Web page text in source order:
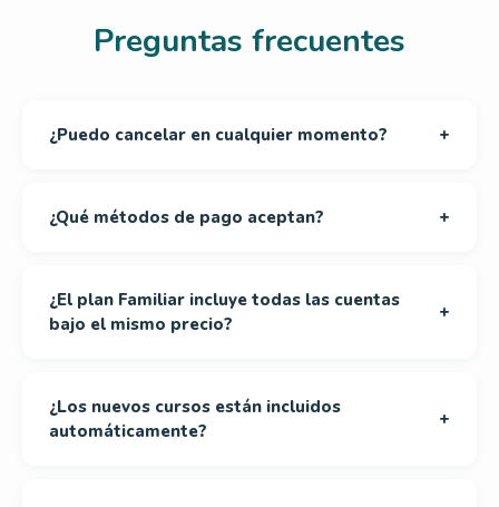
Preguntas frecuentes
¿Puedo cancelar en cualquier momento? +
¿Qué métodos de pago aceptan? +
¿El plan Familiar incluye todas las cuentas
bajo el mismo precio?
+
¿Los nuevos cursos están incluidos
automáticamente?
+